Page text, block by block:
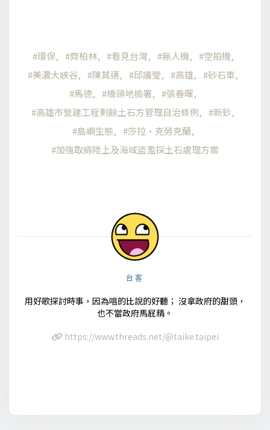
環保 齊柏林 看見台灣 無人機
空拍機
美濃大峽谷
陳其邁 邱議瑩 高雄
砂石車
馬德
橋頭地檢署
張春暉
高雄市營建工程剩餘土石方管理自治條例
新鈔
島嶼生態
莎拉·克勞克蘭
加強取締陸上及海域盜濫採土石處理方案
台客
用好歌探討時事，因為唱的比說的好聽； 沒拿政府的甜頭，
也不當政府馬屁精。
https://www.threads.net/@taike.taipei